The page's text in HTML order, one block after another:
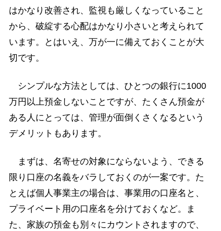
はかなり改善され、監視も厳しくなっていること
から、破綻する心配はかなり小さいと考えられて
います。とはいえ、万が一に備えておくことが大
切です。
シンプルな方法としては、ひとつの銀行に1000
万円以上預金しないことですが、たくさん預金が
ある人にとっては、管理が面倒くさくなるという
デメリットもあります。
まずは、名寄せの対象にならないよう、できる
限り口座の名義をバラしておくのが一案です。た
とえば個人事業主の場合は、事業用の口座名と、
プライベート用の口座名を分けておくなど。ま
た、家族の預金も別々にカウントされますので、